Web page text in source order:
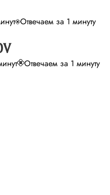
Отвечаем за 1 минуту
Отвечаем за 1 минуту